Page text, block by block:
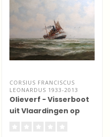
CORSIUS FRANCISCUS
LEONARDUS 1933-2013
Olieverf - Visserboot
uit Vlaardingen op